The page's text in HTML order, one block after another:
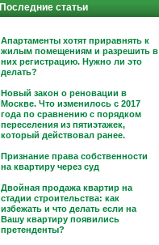
Последние статьи
Апартаменты хотят приравнять к
жилым помещениям и разрешить в
них регистрацию. Нужно ли это
делать?
Новый закон о реновации в
Москве. Что изменилось с 2017
года по сравнению с порядком
переселения из пятиэтажек,
который действовал ранее.
Признание права собственности
на квартиру через суд
Двойная продажа квартир на
стадии строительства: как
избежать и что делать если на
Вашу квартиру появились
претенденты?